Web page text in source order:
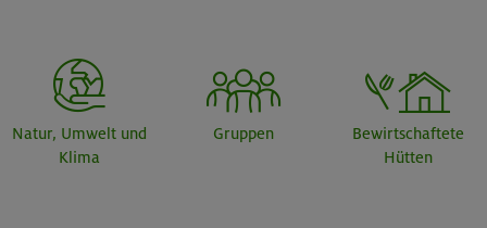
Natur, Umwelt und
Klima
Gruppen
Bewirtschaftete
Hütten